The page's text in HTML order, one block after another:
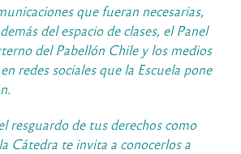
que fueran necesarias,
del espacio de clases, el Panel
del Pabellón Chile y los medios
redes sociales que la Escuela pone
resguardo de tus derechos como
Cátedra te invita a conocerlos a